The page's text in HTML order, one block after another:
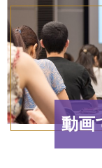
動画